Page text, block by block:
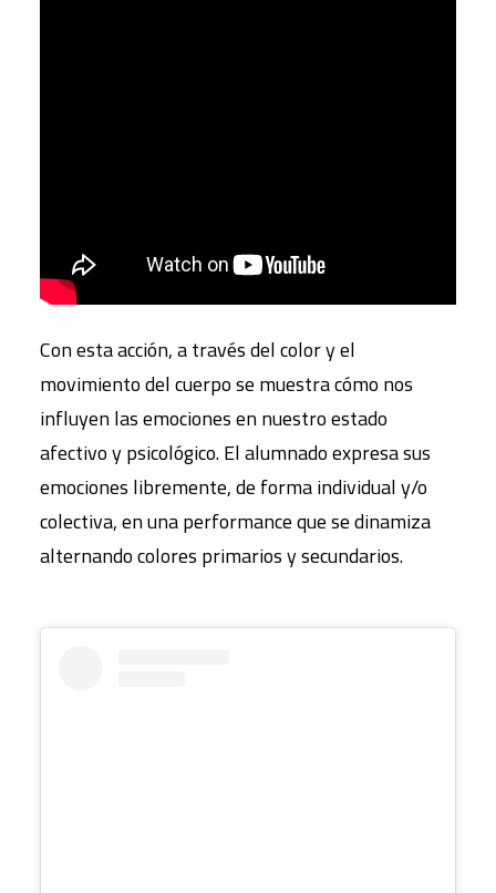
Con esta acción, a través del color y el
movimiento del cuerpo se muestra cómo nos
influyen las emociones en nuestro estado
afectivo y psicológico. El alumnado expresa sus
emociones libremente, de forma individual y/o
colectiva, en una performance que se dinamiza
alternando colores primarios y secundarios.